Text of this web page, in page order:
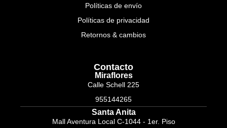
Políticas de envío
Políticas de privacidad
Retornos & cambios
Contacto
Miraflores
Calle Schell 225
955144265
Santa Anita
Mall Aventura Local C-1044 - 1er. Piso